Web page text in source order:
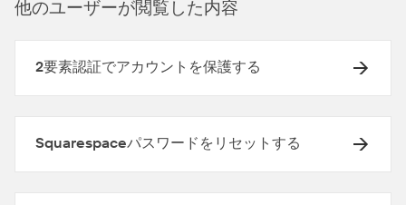
他のユ⁠ーザ⁠ーが閲覧した内容
2要素認証でアカウントを保護する
Squarespaceパスワードをリセットする